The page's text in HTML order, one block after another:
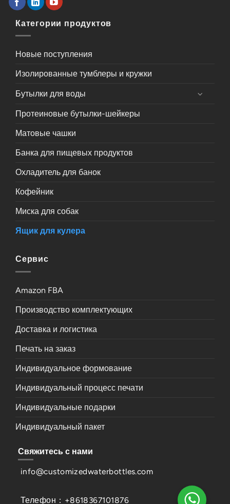
Категории продуктов
Новые поступления
Изолированные тумблеры и кружки
Бутылки для воды
Протеиновые бутылки-шейкеры
Матовые чашки
Банка для пищевых продуктов
Охладитель для банок
Кофейник
Миска для собак
Ящик для кулера
Сервис
Amazon FBA
Производство комплектующих
Доставка и логистика
Печать на заказ
Индивидуальное формование
Индивидуальный процесс печати
Индивидуальные подарки
Индивидуальный пакет
Свяжитесь с нами
info@customizedwaterbottles.com
Телефон：+8618367101876